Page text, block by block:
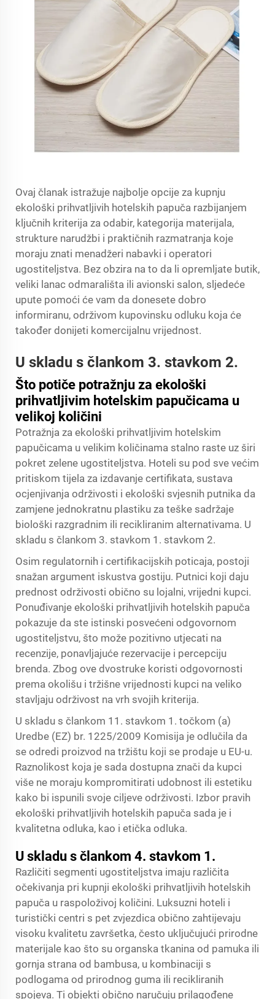
Ovaj članak istražuje najbolje opcije za kupnju
ekološki prihvatljivih hotelskih papuča razbijanjem
ključnih kriterija za odabir, kategorija materijala,
strukture narudžbi i praktičnih razmatranja koje
moraju znati menadžeri nabavki i operatori
ugostiteljstva. Bez obzira na to da li opremljate butik,
veliki lanac odmarališta ili avionski salon, sljedeće
upute pomoći će vam da donesete dobro
informiranu, održivom kupovinsku odluku koja će
također donijeti komercijalnu vrijednost.
U skladu s člankom 3. stavkom 2.
Što potiče potražnju za ekološki
prihvatljivim hotelskim papučicama u
velikoj količini
Potražnja za ekološki prihvatljivim hotelskim
papučicama u velikim količinama stalno raste uz širi
pokret zelene ugostiteljstva. Hoteli su pod sve većim
pritiskom tijela za izdavanje certifikata, sustava
ocjenjivanja održivosti i ekološki svjesnih putnika da
zamjene jednokratnu plastiku za teške sadržaje
biološki razgradnim ili recikliranim alternativama. U
skladu s člankom 3. stavkom 1. stavkom 2.
Osim regulatornih i certifikacijskih poticaja, postoji
snažan argument iskustva gostiju. Putnici koji daju
prednost održivosti obično su lojalni, vrijedni kupci.
Ponuđivanje ekološki prihvatljivih hotelskih papuča
pokazuje da ste istinski posvećeni odgovornom
ugostiteljstvu, što može pozitivno utjecati na
recenzije, ponavljajuće rezervacije i percepciju
brenda. Zbog ove dvostruke koristi odgovornosti
prema okolišu i tržišne vrijednosti kupci na veliko
stavljaju održivost na vrh svojih kriterija.
U skladu s člankom 11. stavkom 1. točkom (a)
Uredbe (EZ) br. 1225/2009 Komisija je odlučila da
se odredi proizvod na tržištu koji se prodaje u EU-u.
Raznolikost koja je sada dostupna znači da kupci
više ne moraju kompromitirati udobnost ili estetiku
kako bi ispunili svoje ciljeve održivosti. Izbor pravih
ekološki prihvatljivih hotelskih papuča sada je i
kvalitetna odluka, kao i etička odluka.
U skladu s člankom 4. stavkom 1.
Različiti segmenti ugostiteljstva imaju različita
očekivanja pri kupnji ekološki prihvatljivih hotelskih
papuča u raspoloživoj količini. Luksuzni hoteli i
turistički centri s pet zvjezdica obično zahtijevaju
visoku kvalitetu završetka, često uključujući prirodne
materijale kao što su organska tkanina od pamuka ili
gornja strana od bambusa, u kombinaciji s
podlogama od prirodnog guma ili recikliranih
spojeva. Ti objekti obično naručuju prilagođene